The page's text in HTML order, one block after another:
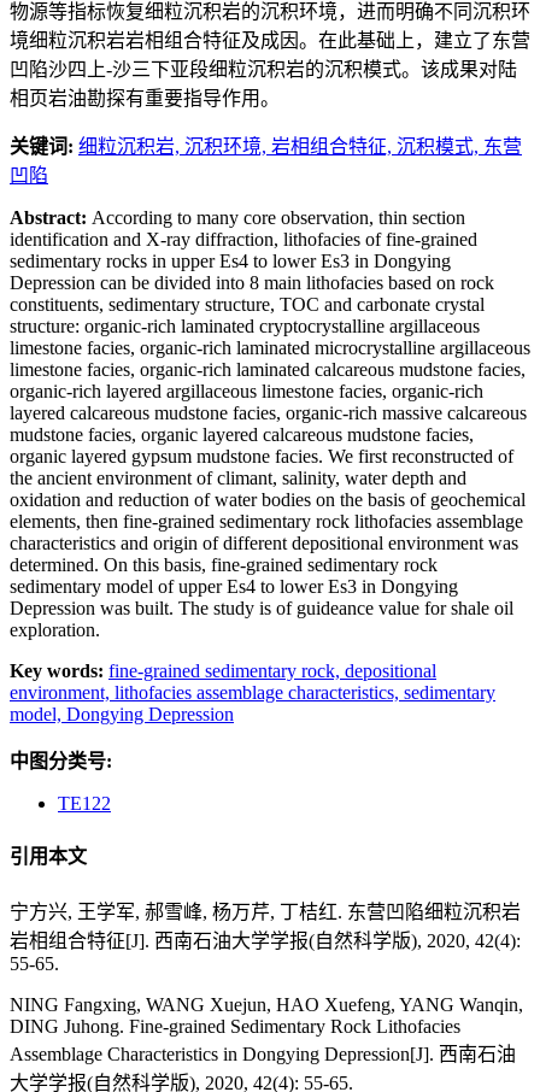
物源等指标恢复细粒沉积岩的沉积环境，进而明确不同沉积环
境细粒沉积岩岩相组合特征及成因。在此基础上，建立了东营
凹陷沙四上-沙三下亚段细粒沉积岩的沉积模式。该成果对陆
相页岩油勘探有重要指导作用。
关键词: 细粒沉积岩, 沉积环境, 岩相组合特征, 沉积模式, 东营
凹陷
Abstract: According to many core observation, thin section
identification and X-ray diffraction, lithofacies of fine-grained
sedimentary rocks in upper Es4 to lower Es3 in Dongying
Depression can be divided into 8 main lithofacies based on rock
constituents, sedimentary structure, TOC and carbonate crystal
structure: organic-rich laminated cryptocrystalline argillaceous
limestone facies, organic-rich laminated microcrystalline argillaceous
limestone facies, organic-rich laminated calcareous mudstone facies,
organic-rich layered argillaceous limestone facies, organic-rich
layered calcareous mudstone facies, organic-rich massive calcareous
mudstone facies, organic layered calcareous mudstone facies,
organic layered gypsum mudstone facies. We first reconstructed of
the ancient environment of climant, salinity, water depth and
oxidation and reduction of water bodies on the basis of geochemical
elements, then fine-grained sedimentary rock lithofacies assemblage
characteristics and origin of different depositional environment was
determined. On this basis, fine-grained sedimentary rock
sedimentary model of upper Es4 to lower Es3 in Dongying
Depression was built. The study is of guideance value for shale oil
exploration.
Key words: fine-grained sedimentary rock, depositional
environment, lithofacies assemblage characteristics, sedimentary
model, Dongying Depression
中图分类号:
TE122
引用本文
宁方兴, 王学军, 郝雪峰, 杨万芹, 丁桔红. 东营凹陷细粒沉积岩
岩相组合特征[J]. 西南石油大学学报(自然科学版), 2020, 42(4):
55-65.
NING Fangxing, WANG Xuejun, HAO Xuefeng, YANG Wanqin,
DING Juhong. Fine-grained Sedimentary Rock Lithofacies
Assemblage Characteristics in Dongying Depression[J]. 西南石油
大学学报(自然科学版), 2020, 42(4): 55-65.